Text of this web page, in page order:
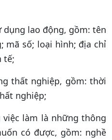
dụng lao động, gồm: tên
mã số; loại hình; địa chỉ
tế;
thất nghiệp, gồm: thời
nghiệp;
việc làm là những thông
có được, gồm: nghề